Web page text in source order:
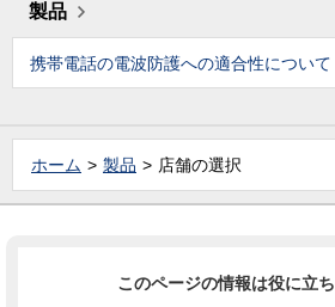
製品
携帯電話の電波防護への適合性について
ホーム 製品 店舗の選択
このページの情報は役に立